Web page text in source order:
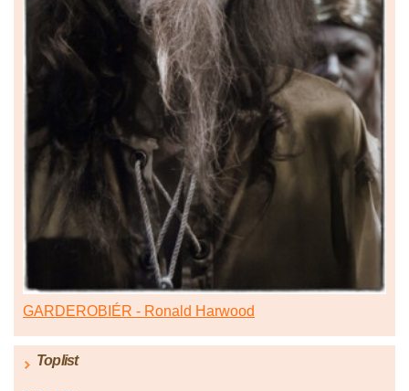
GARDEROBIÉR - Ronald Harwood
Toplist